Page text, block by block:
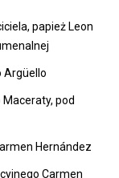
papież Leon
Argüello
pod
Hernández
Carmen